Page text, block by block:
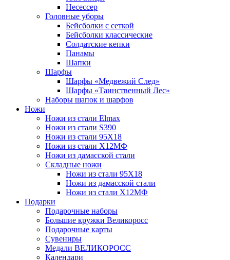
Несессер
Головные уборы
Бейсболки с сеткой
Бейсболки классические
Солдатские кепки
Панамы
Шапки
Шарфы
Шарфы «Медвежий След»
Шарфы «Таинственный Лес»
Наборы шапок и шарфов
Ножи
Ножи из стали Elmax
Ножи из стали S390
Ножи из стали 95X18
Ножи из стали Х12МФ
Ножи из дамасской стали
Складные ножи
Ножи из стали 95X18
Ножи из дамасской стали
Ножи из стали Х12МФ
Подарки
Подарочные наборы
Большие кружки Великоросс
Подарочные карты
Сувениры
Медали ВЕЛИКОРОСС
Календари